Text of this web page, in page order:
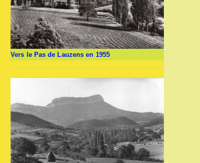
Vers le Pas de Lauzens en 1955